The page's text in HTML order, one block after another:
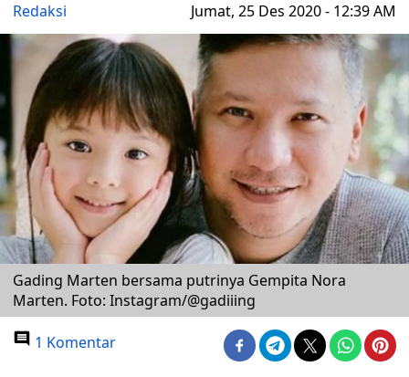
Redaksi Jumat, 25 Des 2020 - 12:39 AM
Gading Marten bersama putrinya Gempita Nora
Marten. Foto: Instagram/@gadiiing
1 Komentar